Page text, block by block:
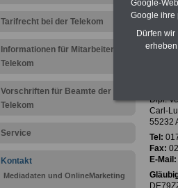
Tarifrecht bei der Telekom
Informationen für Mitarbeiter der
Telekom
Vorschriften für Beamte der
Telekom
Service
Kontakt
Mediadaten und OnlineMarketing
Dipl.
Carl-
55232
Tel:
Fax:
E-Mail:
Google-
Google ihre
Dürfen